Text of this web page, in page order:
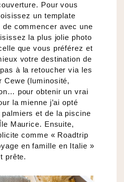
Pour vous
un template
commencer avec une
la plus jolie photo
que vous préférez et
votre destination de
à la retoucher via les
Cewe (luminosité,
pour obtenir un vrai
la mienne j’ai opté
palmiers et de la piscine
Maurice. Ensuite,
comme « Roadtrip
en famille en Italie »
prête.